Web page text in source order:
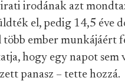
irodának azt
el, pedig 14,5 éve
ember munkájáért
hogy egy napot sem
panasz – tette hozzá.